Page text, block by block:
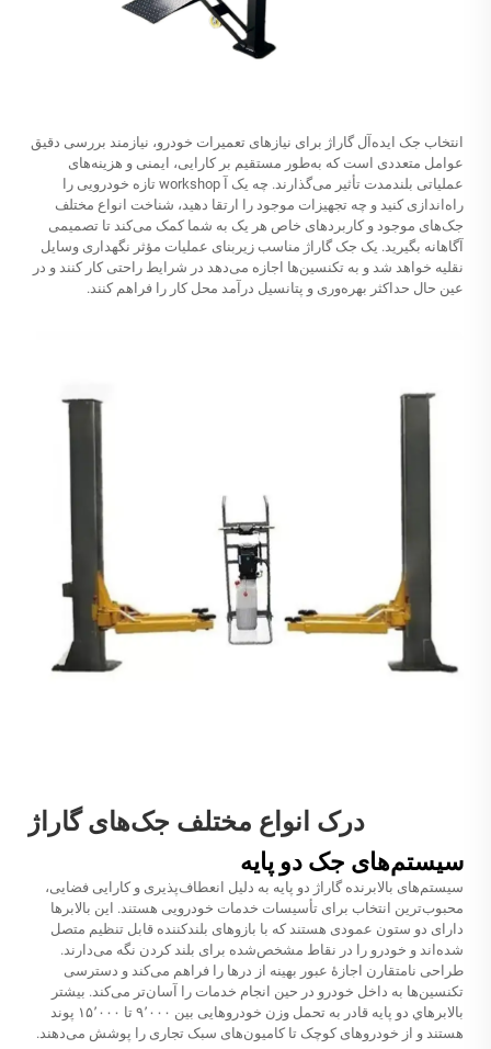
انتخاب جک ایده‌آل گاراژ برای نیازهای تعمیرات خودرو، نیازمند بررسی دقیق
عوامل متعددی است که به‌طور مستقیم بر کارایی، ایمنی و هزینه‌های
عملیاتی بلندمدت تأثیر می‌گذارند. چه یک آ workshop تازه خودرویی را
راه‌اندازی کنید و چه تجهیزات موجود را ارتقا دهید، شناخت انواع مختلف
جک‌های موجود و کاربردهای خاص هر یک به شما کمک می‌کند تا تصمیمی
آگاهانه بگیرید. یک جک گاراژ مناسب زیربنای عملیات مؤثر نگهداری وسایل
نقلیه خواهد شد و به تکنسین‌ها اجازه می‌دهد در شرایط راحتی کار کنند و در
عین حال حداکثر بهره‌وری و پتانسیل درآمد محل کار را فراهم کنند.
درک انواع مختلف جک‌های گاراژ
سیستم‌های جک دو پایه
سیستم‌های بالابرنده گاراژ دو پایه به دلیل انعطاف‌پذیری و کارایی فضایی،
محبوب‌ترین انتخاب برای تأسیسات خدمات خودرویی هستند. این بالابرها
دارای دو ستون عمودی هستند که با بازوهای بلندکننده قابل تنظیم متصل
شده‌اند و خودرو را در نقاط مشخص‌شده برای بلند کردن نگه می‌دارند.
طراحی نامتقارن اجازهٔ عبور بهینه از درها را فراهم می‌کند و دسترسی
تکنسین‌ها به داخل خودرو در حین انجام خدمات را آسان‌تر می‌کند. بیشتر
بالابرهاي دو پایه قادر به تحمل وزن خودروهایی بین ۹٬۰۰۰ تا ۱۵٬۰۰۰ پوند
هستند و از خودروهای کوچک تا کامیون‌های سبک تجاری را پوشش می‌دهند.